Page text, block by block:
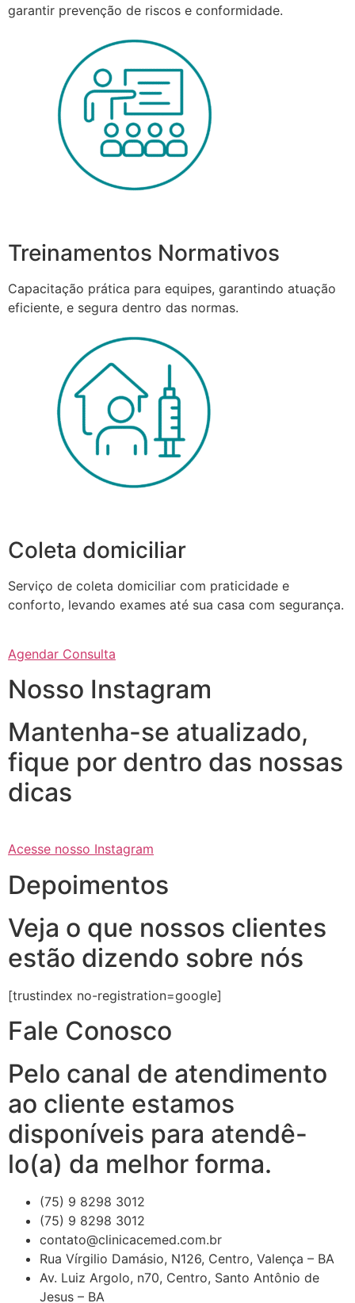
garantir prevenção de riscos e conformidade.
Treinamentos Normativos
Capacitação prática para equipes, garantindo atuação
eficiente, e segura dentro das normas.
Coleta domiciliar
Serviço de coleta domiciliar com praticidade e
conforto, levando exames até sua casa com segurança.
Agendar Consulta
Nosso Instagram
Mantenha-se atualizado,
fique por dentro das nossas
dicas
Acesse nosso Instagram
Depoimentos
Veja o que nossos clientes
estão dizendo sobre nós
[trustindex no-registration=google]
Fale Conosco
Pelo canal de atendimento
ao cliente estamos
disponíveis para atendê-
lo(a) da melhor forma.
(75) 9 8298 3012
(75) 9 8298 3012
contato@clinicacemed.com.br
Rua Vírgilio Damásio, N126, Centro, Valença – BA
Av. Luiz Argolo, n70, Centro, Santo Antônio de
Jesus – BA